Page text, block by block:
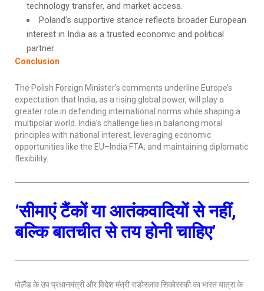
technology transfer, and market access.
Poland’s supportive stance reflects broader European
interest in India as a trusted economic and political
partner.
Conclusion
The Polish Foreign Minister’s comments underline Europe’s
expectation that India, as a rising global power, will play a
greater role in defending international norms while shaping a
multipolar world. India’s challenge lies in balancing moral
principles with national interest, leveraging economic
opportunities like the EU–India FTA, and maintaining diplomatic
flexibility.
‘सीमाएं टैंकों या आतंकवादियों से नहीं,
बल्कि बातचीत से तय होनी चाहिए’
पोलैंड के उप प्रधानमंत्री और विदेश मंत्री राडोस्लाव सिकोरस्की का भारत यात्रा के